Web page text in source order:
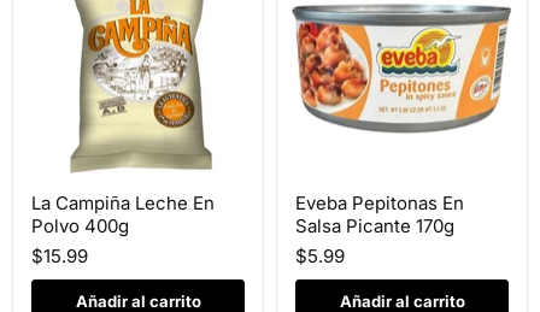
Campiña
Leche
En
Polvo
400g
La Campiña Leche En
Polvo 400g
$15.99
Añadir al carrito
Pepitonas
En
Salsa
Picante
170g
Eveba Pepitonas En
Salsa Picante 170g
$5.99
Añadir al carrito